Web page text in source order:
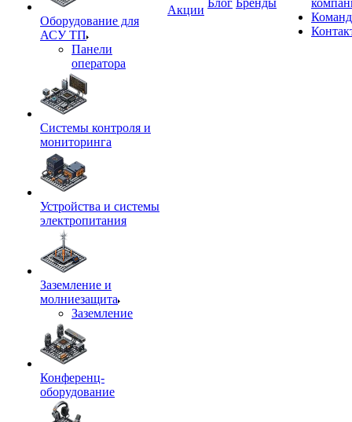
Оборудование для
АСУ ТП
Панели
оператора
Системы контроля и
мониторинга
Устройства и системы
электропитания
Заземление и
молниезащита
Заземление
Конференц-
оборудование
Акции
Блог Бренды